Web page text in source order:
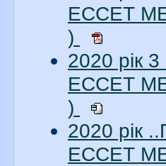
ЕССЕТ
)
2020 рік
ЕССЕТ
)
2020 рік
ЕССЕТ